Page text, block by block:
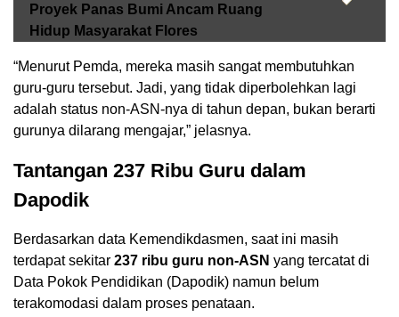
Proyek Panas Bumi Ancam Ruang
Hidup Masyarakat Flores
“Menurut Pemda, mereka masih sangat membutuhkan
guru-guru tersebut. Jadi, yang tidak diperbolehkan lagi
adalah status non-ASN-nya di tahun depan, bukan berarti
gurunya dilarang mengajar,” jelasnya.
Tantangan 237 Ribu Guru dalam
Dapodik
Berdasarkan data Kemendikdasmen, saat ini masih
terdapat sekitar 237 ribu guru non-ASN yang tercatat di
Data Pokok Pendidikan (Dapodik) namun belum
terakomodasi dalam proses penataan.